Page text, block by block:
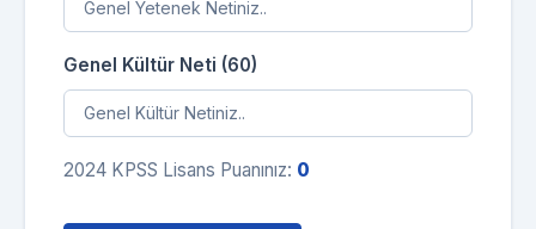
Genel Kültür Neti (60)
2024 KPSS Lisans Puanınız: 0